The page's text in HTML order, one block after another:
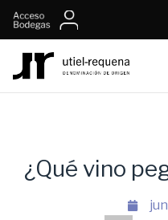
¿Qué vino